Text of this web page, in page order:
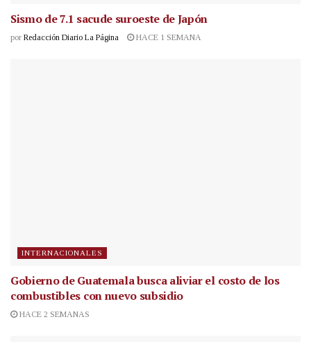
Sismo de 7.1 sacude suroeste de Japón
por Redacción Diario La Página HACE 1 SEMANA
INTERNACIONALES
Gobierno de Guatemala busca aliviar el costo de los
combustibles con nuevo subsidio
HACE 2 SEMANAS